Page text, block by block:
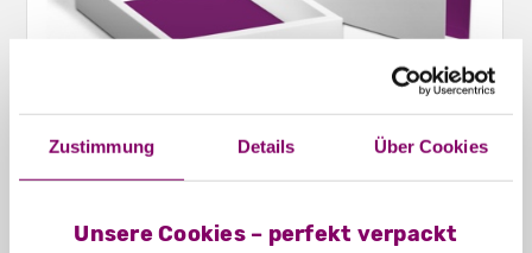
Zustimmung Details Über Cookies
Unsere Cookies – perfekt verpackt
Schiebeschachteln Hohlwand offen